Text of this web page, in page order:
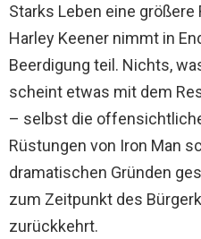
Starks Leben eine
Harley Keener nimmt in
Beerdigung teil. Nichts,
scheint etwas mit dem
– selbst die
Rüstungen von Iron Man
dramatischen Gründen
zum Zeitpunkt des
zurückkehrt.